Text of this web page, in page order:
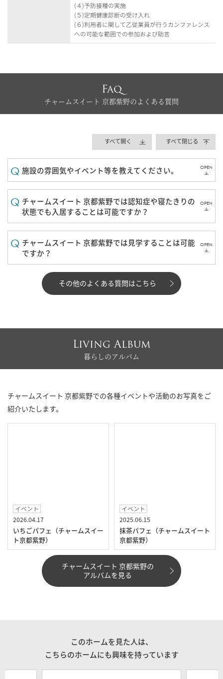
(４)予防接種の実施
(５)定期健康診断の受け入れ
(６)利用者に関して乙従業員が行うカンファレンス
への可能な範囲での参加および助言
Faq
チャームスイート 京都紫野のよくある質問
すべて開く すべて閉じる
施設の雰囲気やイベント等を教えてください。 OPEN
チャームスイート 京都紫野では認知症や寝たきりの
状態でも入居することは可能ですか？
OPEN
チャームスイート 京都紫野では見学することは可能
ですか？
OPEN
その他のよくある質問はこちら
Living Album
暮らしのアルバム
チャームスイート 京都紫野での各種イベントや活動のお写真をご
紹介いたします。
イベント
2026.04.17
いちごパフェ（チャームスイー
ト京都紫野）
イベント
2025.06.15
抹茶パフェ（チャームスイート
京都紫野）
チャームスイート 京都紫野の
アルバムを見る
このホームを見た人は、
こちらのホームにも興味を持っています